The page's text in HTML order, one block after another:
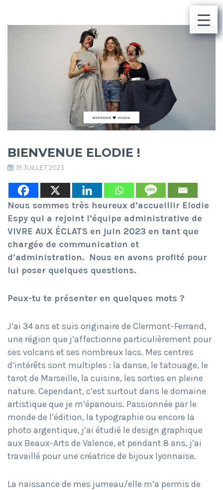
BIENVENUE ELODIE !
19 JUILLET 2023
Nous sommes très heureux d’accueillir Elodie
Espy qui a rejoint l’équipe administrative de
VIVRE AUX ÉCLATS en juin 2023 en tant que
chargée de communication et
d’administration. Nous en avons profité pour
lui poser quelques questions.
Peux-tu te présenter en quelques mots ?
J’ai 34 ans et suis originaire de Clermont-Ferrand,
une région que j’affectionne particulièrement pour
ses volcans et ses nombreux lacs. Mes centres
d’intérêts sont multiples : la danse, le tatouage, le
tarot de Marseille, la cuisine, les sorties en pleine
nature. Cependant, c’est surtout dans le domaine
artistique que je m’épanouis. Passionnée par le
monde de l’édition, la typographie ou encore la
photo argentique, j’ai étudié le design graphique
aux Beaux-Arts de Valence, et pendant 8 ans, j’ai
travaillé pour une créatrice de bijoux lyonnaise.
La naissance de mes jumeau/elle m’a permis de